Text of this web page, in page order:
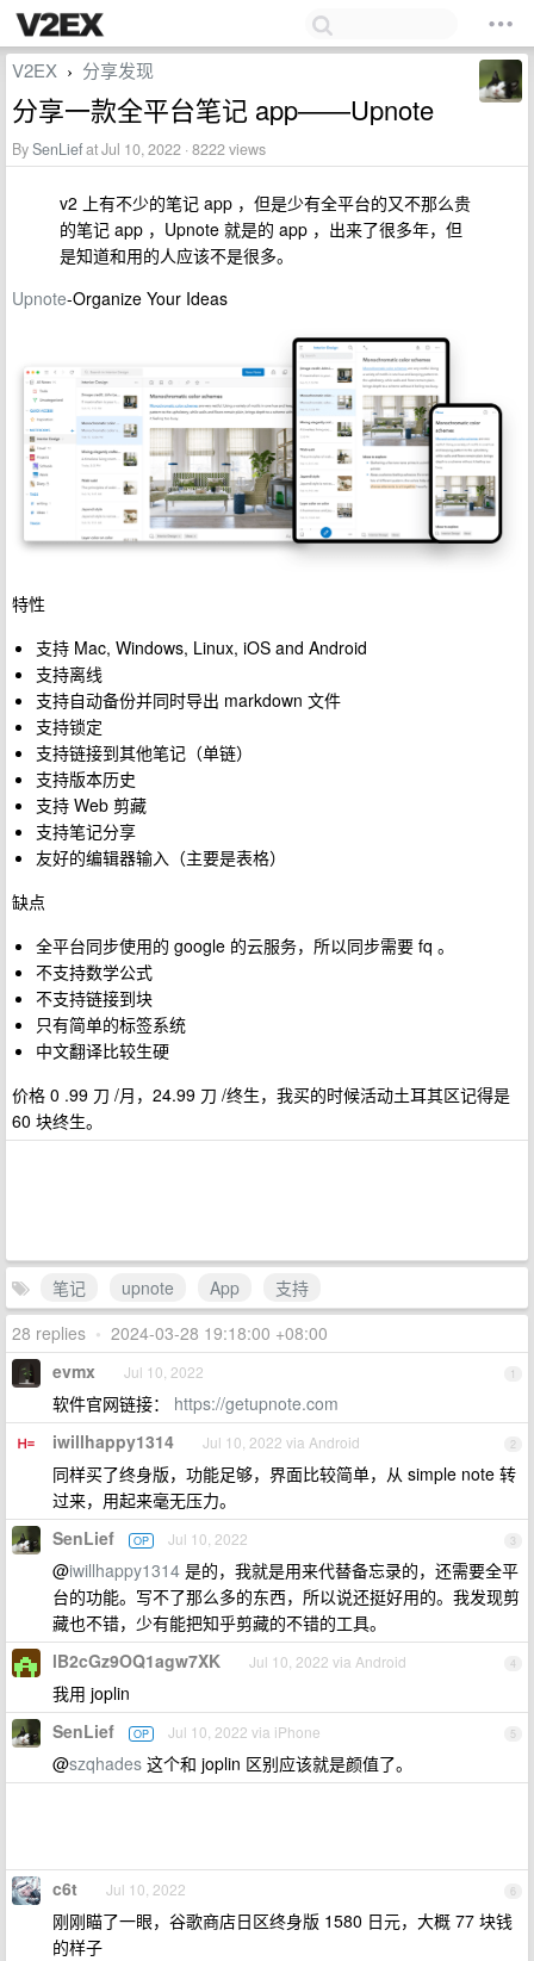
V2EX › 分享发现
分享一款全平台笔记 app——Upnote
BySenLiefat Jul 10, 2022 · 8222 views
v2 上有不少的笔记 app ，但是少有全平台的又不那么贵
的笔记 app ，Upnote 就是的 app ，出来了很多年，但
是知道和用的人应该不是很多。
Upnote-Organize Your Ideas
特性
支持 Mac, Windows, Linux, iOS and Android
支持离线
支持自动备份并同时导出 markdown 文件
支持锁定
支持链接到其他笔记（单链）
支持版本历史
支持 Web 剪藏
支持笔记分享
友好的编辑器输入（主要是表格）
缺点
全平台同步使用的 google 的云服务，所以同步需要 fq 。
不支持数学公式
不支持链接到块
只有简单的标签系统
中文翻译比较生硬
价格 0 .99 刀 /月，24.99 刀 /终生，我买的时候活动土耳其区记得是
60 块终生。
笔记 upnote App
支持
28 replies • 2024-03-28 19:18:00 +08:00
1
evmx Jul 10, 2022
软件官网链接： https://getupnote.com
2
iwillhappy1314 Jul 10, 2022 via Android
同样买了终身版，功能足够，界面比较简单，从 simple note 转
过来，用起来毫无压力。
3
SenLief OP Jul 10, 2022
@iwillhappy1314 是的，我就是用来代替备忘录的，还需要全平
台的功能。写不了那么多的东西，所以说还挺好用的。我发现剪
藏也不错，少有能把知乎剪藏的不错的工具。
4
lB2cGz9OQ1agw7XK Jul 10, 2022 via Android
我用 joplin
5
SenLief OP Jul 10, 2022 via iPhone
@szqhades 这个和 joplin 区别应该就是颜值了。
6
c6t Jul 10, 2022
刚刚瞄了一眼，谷歌商店日区终身版 1580 日元，大概 77 块钱
的样子